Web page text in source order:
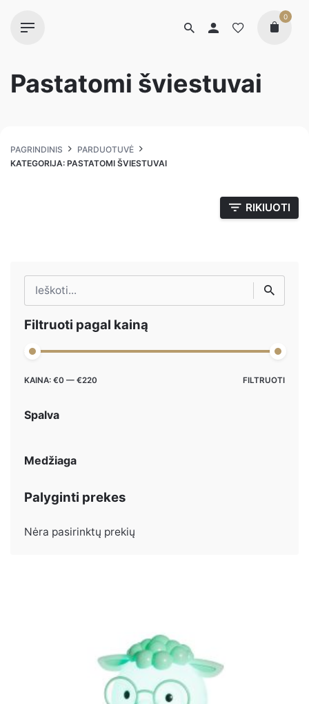
0
Pastatomi šviestuvai
PAGRINDINIS
PARDUOTUVĖ
KATEGORIJA: PASTATOMI ŠVIESTUVAI
RIKIUOTI
Ieškoti
Filtruoti pagal kainą
Min
Maks
FILTRUOTI
KAINA: €0 — €220
Spalva
Medžiaga
Palyginti prekes
Nėra pasirinktų prekių